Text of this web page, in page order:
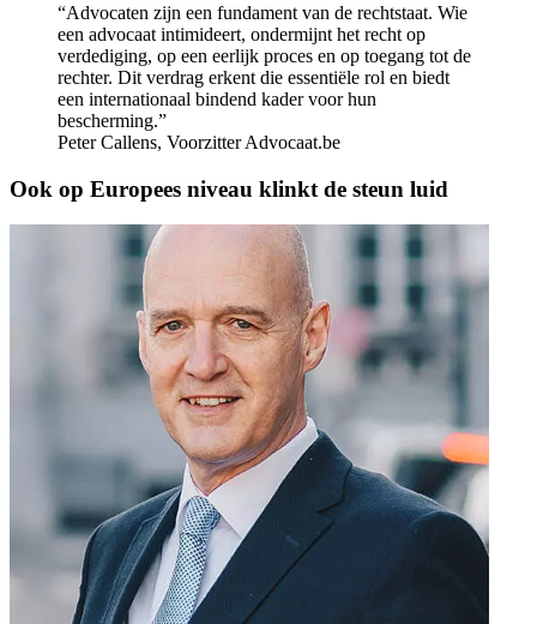
“Advocaten zijn een fundament van de rechtstaat. Wie
een advocaat intimideert, ondermijnt het recht op
verdediging, op een eerlijk proces en op toegang tot de
rechter. Dit verdrag erkent die essentiële rol en biedt
een internationaal bindend kader voor hun
bescherming.”
Peter Callens, Voorzitter Advocaat.be
Ook op Europees niveau klinkt de steun luid